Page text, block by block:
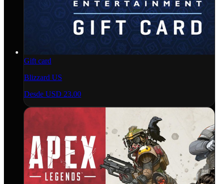
Gift card
Blizzard US
Desde USD 23.00